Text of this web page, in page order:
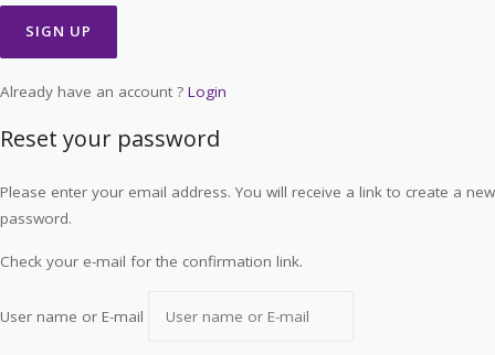
Already have an account ? Login
Reset your password
Please enter your email address. You will receive a link to create a new
password.
Check your e-mail for the confirmation link.
User name or E-mail